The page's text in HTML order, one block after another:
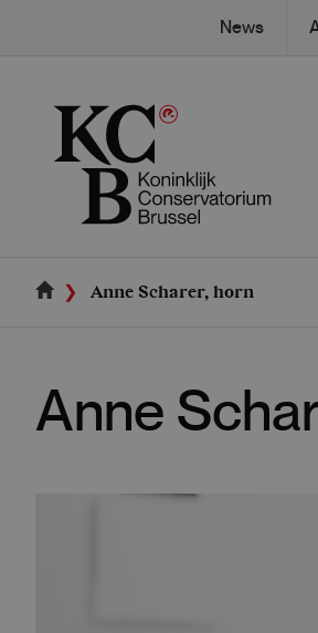
News
navigation
Anne Scharer, horn
Anne